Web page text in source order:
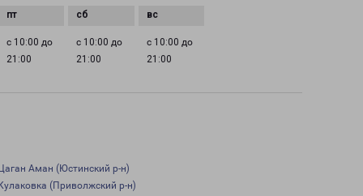
с 10:00 до
21:00
с 10:00 до
21:00
с 10:00 до
21:00
Аман (Юстинский р-н)
(Приволжский р-н)